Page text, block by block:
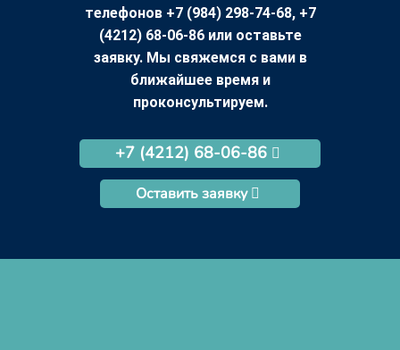
телефонов +7 (984) 298-74-68, +7
(4212) 68-06-86 или оставьте
заявку. Мы свяжемся с вами в
ближайшее время и
проконсультируем.
+7 (4212) 68-06-86
Оставить заявку